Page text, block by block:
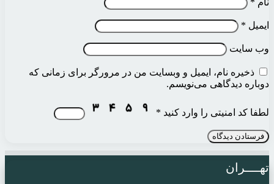
ایمیل *
وب‌ سایت
ذخیره نام، ایمیل و وبسایت من در مرورگر برای زمانی که
دوباره دیدگاهی می‌نویسم.
لطفا کد امنیتی را وارد کنید *
تهــــران